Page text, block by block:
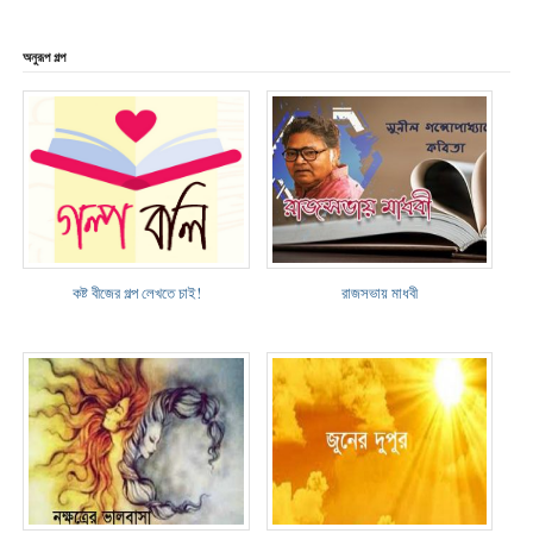
অনুরূপ গল্প
কষ্ট বীজের গল্প লেখতে চাই! রাজসভায় মাধবী